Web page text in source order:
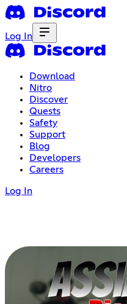
Log In
Download
Nitro
Discover
Quests
Safety
Support
Blog
Developers
Careers
Log In